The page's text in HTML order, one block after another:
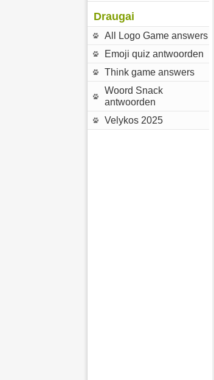
Draugai
All Logo Game answers
Emoji quiz antwoorden
Think game answers
Woord Snack
antwoorden
Velykos 2025